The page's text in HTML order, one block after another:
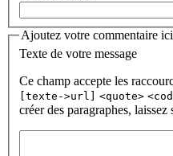
Ajoutez votre commentaire ici
Texte de votre message
Ce champ accepte les
[texte->url]
<quote>
créer des paragraphes,